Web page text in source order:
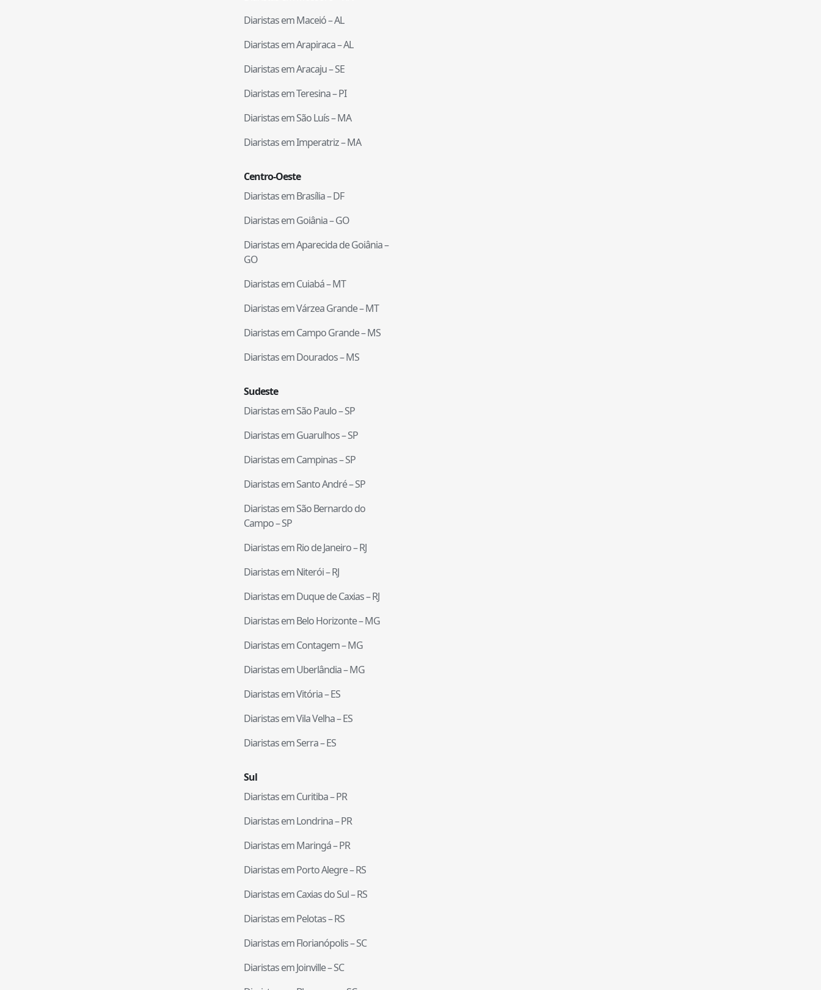
Diaristas emMaceió–AL
Diaristas emArapiraca–AL
Diaristas emAracaju–SE
Diaristas emTeresina–PI
Diaristas emSão Luís–MA
Diaristas emImperatriz–MA
Centro-Oeste
Diaristas emBrasília–DF
Diaristas emGoiânia–GO
Diaristas emAparecida de Goiânia–
GO
Diaristas emCuiabá–MT
Diaristas emVárzea Grande–MT
Diaristas emCampo Grande–MS
Diaristas emDourados–MS
Sudeste
Diaristas emSão Paulo–SP
Diaristas emGuarulhos–SP
Diaristas emCampinas–SP
Diaristas emSanto André–SP
Diaristas emSão Bernardo do
Campo–SP
Diaristas emRio de Janeiro–RJ
Diaristas emNiterói–RJ
Diaristas emDuque de Caxias–RJ
Diaristas emBelo Horizonte–MG
Diaristas emContagem–MG
Diaristas emUberlândia–MG
Diaristas emVitória–ES
Diaristas emVila Velha–ES
Diaristas emSerra–ES
Sul
Diaristas emCuritiba–PR
Diaristas emLondrina–PR
Diaristas emMaringá–PR
Diaristas emPorto Alegre–RS
Diaristas emCaxias do Sul–RS
Diaristas emPelotas–RS
Diaristas emFlorianópolis–SC
Diaristas emJoinville–SC